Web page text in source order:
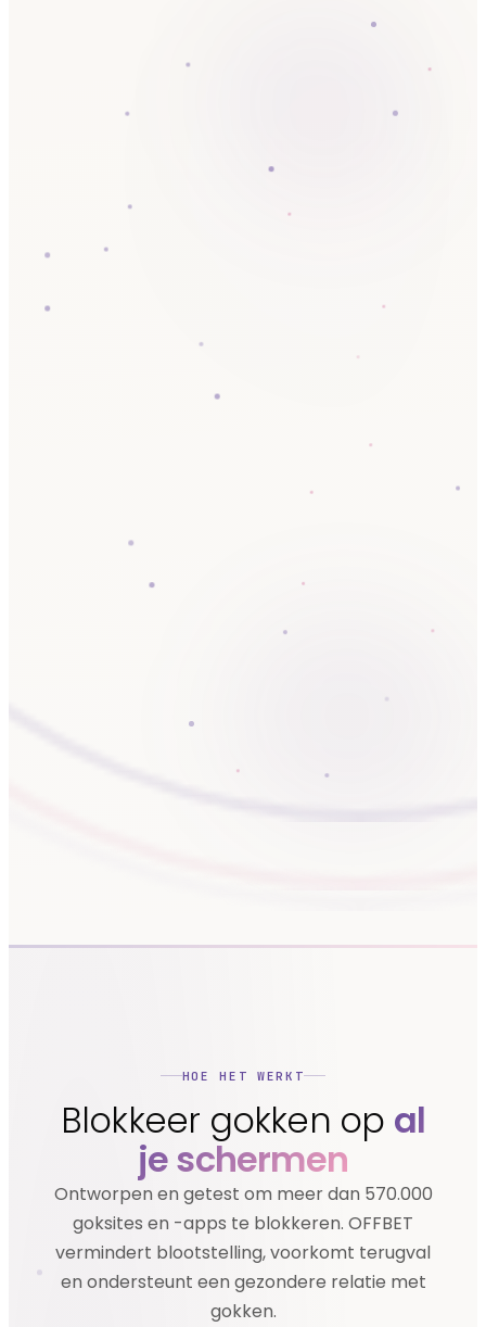
HOE HET WERKT
Blokkeer gokken op al
je schermen
Ontworpen en getest om meer dan 570.000
goksites en -apps te blokkeren. OFFBET
vermindert blootstelling, voorkomt terugval
en ondersteunt een gezondere relatie met
gokken.